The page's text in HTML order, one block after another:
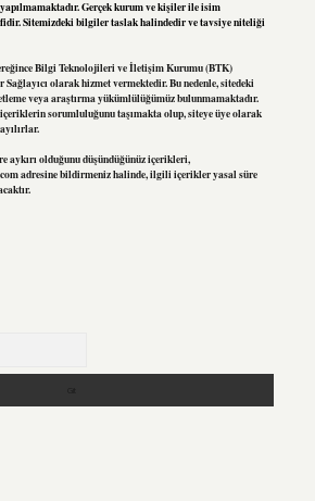
Gerçek kurum ve kişiler ile isim
Sitemizdeki bilgiler taslak halindedir ve tavsiye niteliği
Bilgi Teknolojileri ve İletişim Kurumu (BTK)
olarak hizmet vermektedir. Bu nedenle, sitedeki
veya araştırma yükümlülüğümüz bulunmamaktadır.
sorumluluğunu taşımakta olup, siteye üye olarak
aykırı olduğunu düşündüğünüz içerikleri,
adresine bildirmeniz halinde, ilgili içerikler yasal süre